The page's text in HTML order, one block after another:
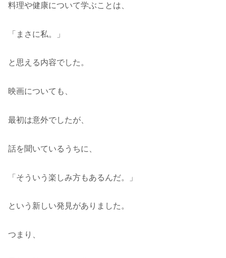
料理や健康について学ぶことは、
「まさに私。」
と思える内容でした。
映画についても、
最初は意外でしたが、
話を聞いているうちに、
「そういう楽しみ方もあるんだ。」
という新しい発見がありました。
つまり、